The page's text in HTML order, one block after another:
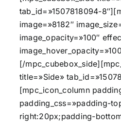
tab_id=»1507818094-
image=»8182″
image_opacity=»100″
[/
title=»Side»
[mpc_icon_column
padding_css=»padding-
right:20px;padding-